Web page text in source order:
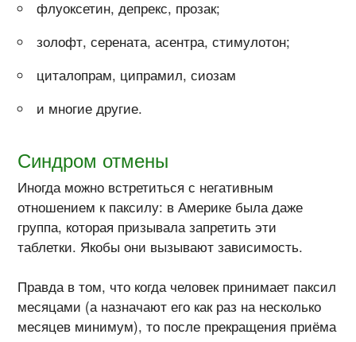
флуоксетин, депрекс, прозак;
золофт, серената, асентра, стимулотон;
циталопрам, ципрамил, сиозам
и многие другие.
Синдром отмены
Иногда можно встретиться с негативным
отношением к паксилу: в Америке была даже
группа, которая призывала запретить эти
таблетки. Якобы они вызывают зависимость.
Правда в том, что когда человек принимает паксил
месяцами (а назначают его как раз на несколько
месяцев минимум), то после прекращения приёма